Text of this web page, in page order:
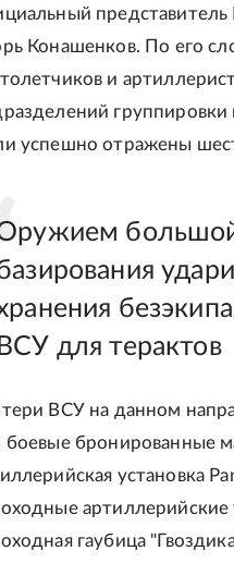
Конашенков. По его
и
группировки
успешно отражены
ВСУ для терактов
ВСУ на данном
боевые бронированные
установка
артиллерийские
гаубица